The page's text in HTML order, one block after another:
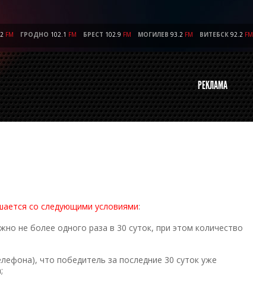
FM ГРОДНО 102.1 FM БРЕСТ 102.9 FM МОГИЛЕВ 93.2FM ВИТЕБСК92.2FM
РЕКЛАМА
со следующими условиями:
не более одного раза в 30 суток, при этом количество
что победитель за последние 30 суток уже